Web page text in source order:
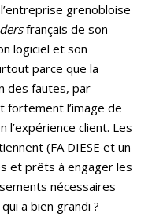
grenobloise
français de son
logiciel et son
parce que la
des fautes, par
fortement l’image de
l’expérience client. Les
(FA DIESE et un
et prêts à engager les
nécessaires
qui a bien grandi ?